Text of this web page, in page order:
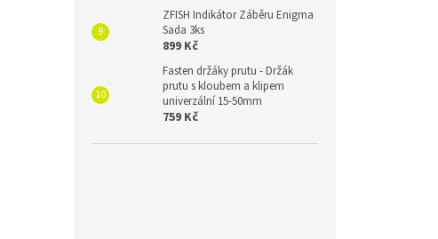
ZFISH Indikátor Záběru Enigma
Sada 3ks
899 Kč
Fasten držáky prutu - Držák
prutu s kloubem a klipem
univerzální 15-50mm
759 Kč